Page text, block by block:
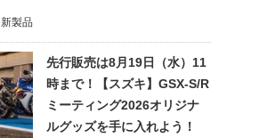
新製品
先行販売は8月19日（水）11
時まで！【スズキ】GSX-S/R
ミーティング2026オリジナ
ルグッズを手に入れよう！